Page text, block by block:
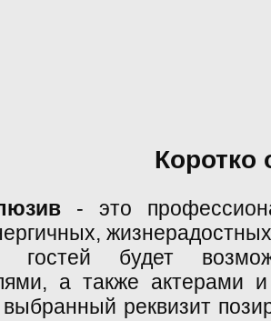
Коротко
- это
будет
а также актерами
реквизит